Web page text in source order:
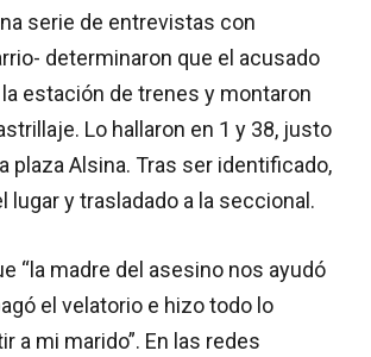
serie de entrevistas con
determinaron que el acusado
estación de trenes y montaron
Lo hallaron en 1 y 38, justo
plaza Alsina. Tras ser identificado,
lugar y trasladado a la seccional.
“la madre del asesino nos ayudó
el velatorio e hizo todo lo
a mi marido”. En las redes